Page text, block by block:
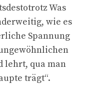
Was
wie es
Spannung
lehrt, qua man
trägt“.